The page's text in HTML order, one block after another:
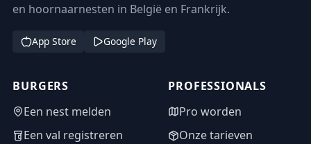
en hoornaarnesten in België en Frankrijk.
App Store Google Play
BURGERS
Een nest melden
Een val registreren
PROFESSIONALS
Pro worden
Onze tarieven